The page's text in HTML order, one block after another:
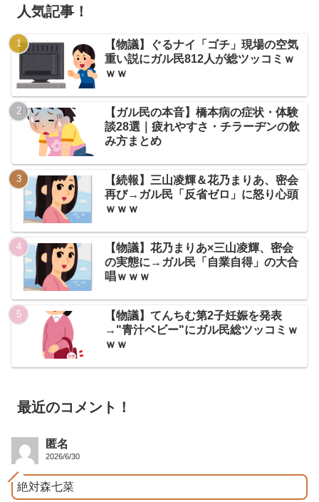
人気記事！
【物議】ぐるナイ「ゴチ」現場の空気
重い説にガル民812人が総ツッコミｗ
ｗｗ
【ガル民の本音】橋本病の症状・体験
談28選｜疲れやすさ・チラーヂンの飲
み方まとめ
【続報】三山凌輝＆花乃まりあ、密会
再び→ガル民「反省ゼロ」に怒り心頭
ｗｗｗ
【物議】花乃まりあ×三山凌輝、密会
の実態に→ガル民「自業自得」の大合
唱ｗｗｗ
【物議】てんちむ第2子妊娠を発表
→"青汁ベビー"にガル民総ツッコミｗ
ｗｗ
最近のコメント！
匿名
2026/6/30
絶対森七菜